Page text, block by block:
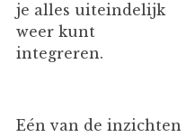
je alles uiteindelijk
weer kunt
integreren.
Eén van de inzichten